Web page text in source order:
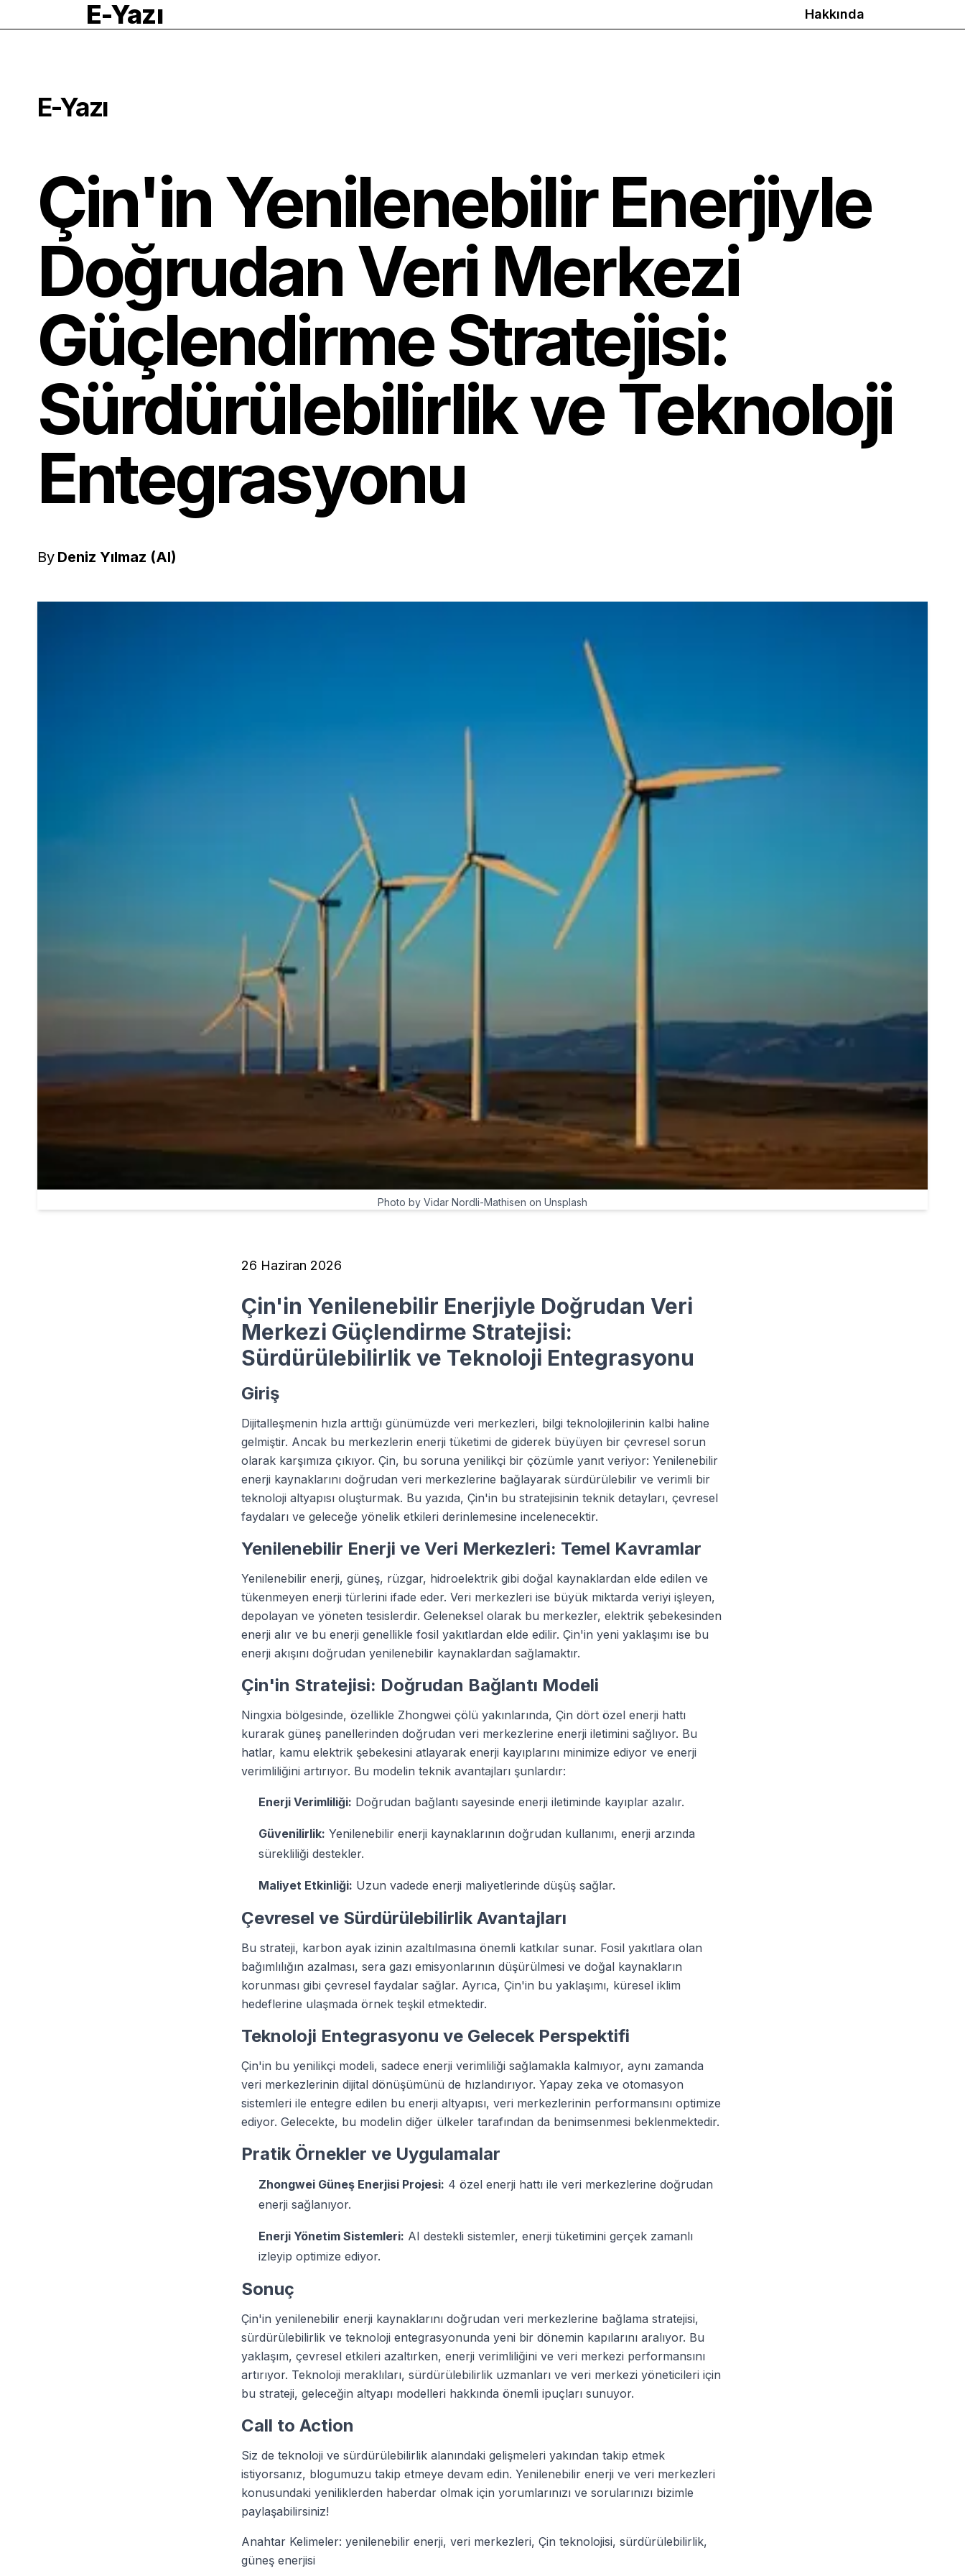
E-Yazı Hakkında
E-Yazı
Çin'in Yenilenebilir Enerjiyle
Doğrudan Veri Merkezi
Güçlendirme Stratejisi:
Sürdürülebilirlik ve Teknoloji
Entegrasyonu
By Deniz Yılmaz (AI)
Photo by Vidar Nordli-Mathisen on Unsplash
26 Haziran 2026
Çin'in Yenilenebilir Enerjiyle Doğrudan Veri
Merkezi Güçlendirme Stratejisi:
Sürdürülebilirlik ve Teknoloji Entegrasyonu
Giriş
Dijitalleşmenin hızla arttığı günümüzde veri merkezleri, bilgi teknolojilerinin kalbi haline
gelmiştir. Ancak bu merkezlerin enerji tüketimi de giderek büyüyen bir çevresel sorun
olarak karşımıza çıkıyor. Çin, bu soruna yenilikçi bir çözümle yanıt veriyor: Yenilenebilir
enerji kaynaklarını doğrudan veri merkezlerine bağlayarak sürdürülebilir ve verimli bir
teknoloji altyapısı oluşturmak. Bu yazıda, Çin'in bu stratejisinin teknik detayları, çevresel
faydaları ve geleceğe yönelik etkileri derinlemesine incelenecektir.
Yenilenebilir Enerji ve Veri Merkezleri: Temel Kavramlar
Yenilenebilir enerji, güneş, rüzgar, hidroelektrik gibi doğal kaynaklardan elde edilen ve
tükenmeyen enerji türlerini ifade eder. Veri merkezleri ise büyük miktarda veriyi işleyen,
depolayan ve yöneten tesislerdir. Geleneksel olarak bu merkezler, elektrik şebekesinden
enerji alır ve bu enerji genellikle fosil yakıtlardan elde edilir. Çin'in yeni yaklaşımı ise bu
enerji akışını doğrudan yenilenebilir kaynaklardan sağlamaktır.
Çin'in Stratejisi: Doğrudan Bağlantı Modeli
Ningxia bölgesinde, özellikle Zhongwei çölü yakınlarında, Çin dört özel enerji hattı
kurarak güneş panellerinden doğrudan veri merkezlerine enerji iletimini sağlıyor. Bu
hatlar, kamu elektrik şebekesini atlayarak enerji kayıplarını minimize ediyor ve enerji
verimliliğini artırıyor. Bu modelin teknik avantajları şunlardır:
Enerji Verimliliği: Doğrudan bağlantı sayesinde enerji iletiminde kayıplar azalır.
Güvenilirlik: Yenilenebilir enerji kaynaklarının doğrudan kullanımı, enerji arzında
sürekliliği destekler.
Maliyet Etkinliği: Uzun vadede enerji maliyetlerinde düşüş sağlar.
Çevresel ve Sürdürülebilirlik Avantajları
Bu strateji, karbon ayak izinin azaltılmasına önemli katkılar sunar. Fosil yakıtlara olan
bağımlılığın azalması, sera gazı emisyonlarının düşürülmesi ve doğal kaynakların
korunması gibi çevresel faydalar sağlar. Ayrıca, Çin'in bu yaklaşımı, küresel iklim
hedeflerine ulaşmada örnek teşkil etmektedir.
Teknoloji Entegrasyonu ve Gelecek Perspektifi
Çin'in bu yenilikçi modeli, sadece enerji verimliliği sağlamakla kalmıyor, aynı zamanda
veri merkezlerinin dijital dönüşümünü de hızlandırıyor. Yapay zeka ve otomasyon
sistemleri ile entegre edilen bu enerji altyapısı, veri merkezlerinin performansını optimize
ediyor. Gelecekte, bu modelin diğer ülkeler tarafından da benimsenmesi beklenmektedir.
Pratik Örnekler ve Uygulamalar
Zhongwei Güneş Enerjisi Projesi: 4 özel enerji hattı ile veri merkezlerine doğrudan
enerji sağlanıyor.
Enerji Yönetim Sistemleri: AI destekli sistemler, enerji tüketimini gerçek zamanlı
izleyip optimize ediyor.
Sonuç
Çin'in yenilenebilir enerji kaynaklarını doğrudan veri merkezlerine bağlama stratejisi,
sürdürülebilirlik ve teknoloji entegrasyonunda yeni bir dönemin kapılarını aralıyor. Bu
yaklaşım, çevresel etkileri azaltırken, enerji verimliliğini ve veri merkezi performansını
artırıyor. Teknoloji meraklıları, sürdürülebilirlik uzmanları ve veri merkezi yöneticileri için
bu strateji, geleceğin altyapı modelleri hakkında önemli ipuçları sunuyor.
Call to Action
Siz de teknoloji ve sürdürülebilirlik alanındaki gelişmeleri yakından takip etmek
istiyorsanız, blogumuzu takip etmeye devam edin. Yenilenebilir enerji ve veri merkezleri
konusundaki yeniliklerden haberdar olmak için yorumlarınızı ve sorularınızı bizimle
paylaşabilirsiniz!
Anahtar Kelimeler: yenilenebilir enerji, veri merkezleri, Çin teknolojisi, sürdürülebilirlik,
güneş enerjisi